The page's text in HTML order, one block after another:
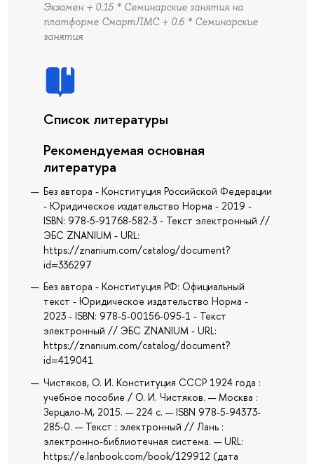
Экзамен + 0.15 * Семинарские занятия на
платформе СмартЛМС + 0.6 * Семинарские
занятия
Список литературы
Рекомендуемая основная
литература
Без автора - Конституция Российской Федерации
- Юридическое издательство Норма - 2019 -
ISBN: 978-5-91768-582-3 - Текст электронный //
ЭБС ZNANIUM - URL:
https://znanium.com/catalog/document?
id=336297
Без автора - Конституция РФ: Официальный
текст - Юридическое издательство Норма -
2023 - ISBN: 978-5-00156-095-1 - Текст
электронный // ЭБС ZNANIUM - URL:
https://znanium.com/catalog/document?
id=419041
Чистяков, О. И. Конституция CCСР 1924 года :
учебное пособие / О. И. Чистяков. — Москва :
Зерцало-М, 2015. — 224 с. — ISBN 978-5-94373-
285-0. — Текст : электронный // Лань :
электронно-библиотечная система. — URL:
https://e.lanbook.com/book/129912 (дата